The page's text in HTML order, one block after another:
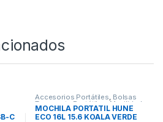
C
Accesorios Portátiles, Bolsas
Transporte Portátiles, Movilidad
MOCHILA PORTATIL HUNE
ECO 16L 15.6 KOALA VERDE